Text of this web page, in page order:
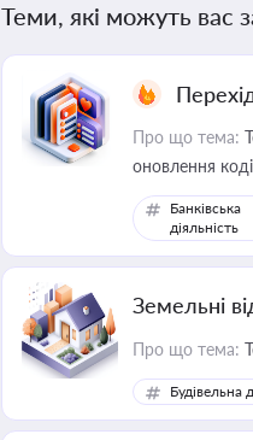
Теми, які можуть вас
Про що тема:
оновлення
Банківська
діяльність
Земельні
Про що тема:
Будівельна